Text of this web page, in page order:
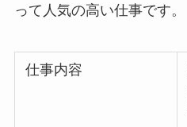
って人気の高い仕事です。
仕事内容